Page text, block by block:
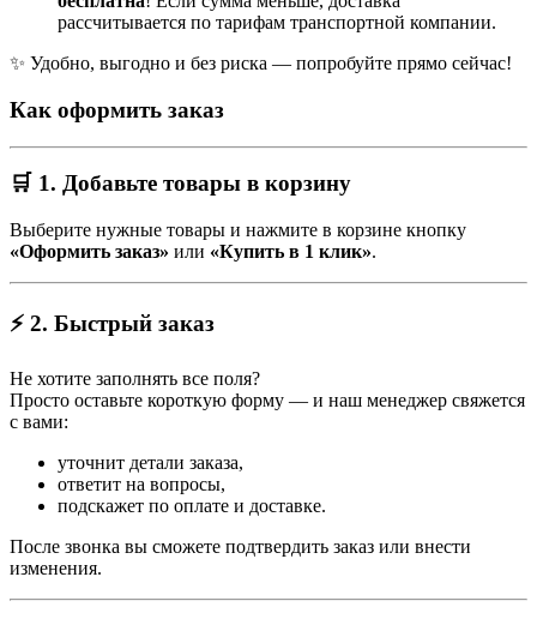
рассчитывается по тарифам транспортной компании.
✨ Удобно, выгодно и без риска — попробуйте прямо сейчас!
Как оформить заказ
🛒 1. Добавьте товары в корзину
Выберите нужные товары и нажмите в корзине кнопку
«Оформить заказ» или «Купить в 1 клик».
⚡ 2. Быстрый заказ
Не хотите заполнять все поля?
Просто оставьте короткую форму — и наш менеджер свяжется
с вами:
уточнит детали заказа,
ответит на вопросы,
подскажет по оплате и доставке.
После звонка вы сможете подтвердить заказ или внести
изменения.